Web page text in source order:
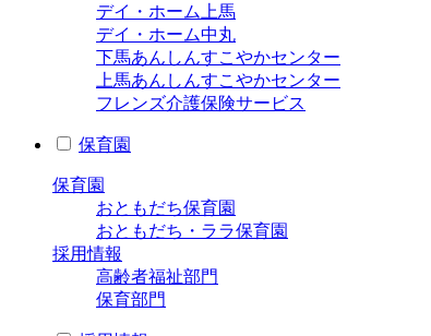
デイ・ホーム上馬
デイ・ホーム中丸
下馬あんしんすこやかセンター
上馬あんしんすこやかセンター
フレンズ介護保険サービス
保育園
保育園
おともだち保育園
おともだち・ララ保育園
採用情報
高齢者福祉部門
保育部門